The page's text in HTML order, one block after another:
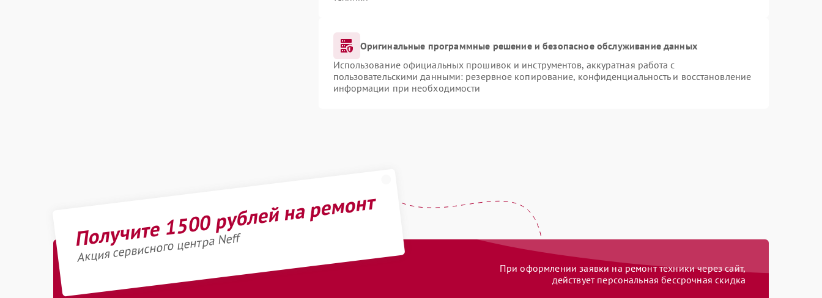
Оригинальные программные решение и безопасное обслуживание данных
Использование официальных прошивок и инструментов, аккуратная работа с
пользовательскими данными: резервное копирование, конфиденциальность и восстановление
информации при необходимости
Получите 1500 рублей на ремонт
Акция сервисного центра Neff
При оформлении заявки на ремонт техники через сайт,
действует персональная бессрочная скидка